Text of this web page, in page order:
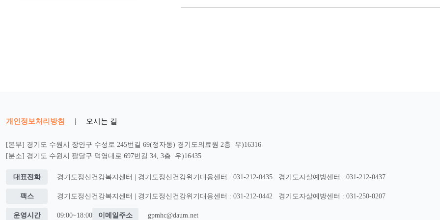
개인정보처리방침 | 오시는 길
[본부] 경기도 수원시 장안구 수성로 245번길 69(정자동) 경기도의료원 2층 우)16316
[분소] 경기도 수원시 팔달구 덕영대로 697번길 34, 3층 우)16435
대표전화 경기도정신건강복지센터 | 경기도정신건강위기대응센터 : 031-212-0435 경기도자살예방센터 : 031-212-0437
팩스 경기도정신건강복지센터 | 경기도정신건강위기대응센터 : 031-212-0442 경기도자살예방센터 : 031-250-0207
운영시간 09:00~18:00 이메일주소 gpmhc@daum.net